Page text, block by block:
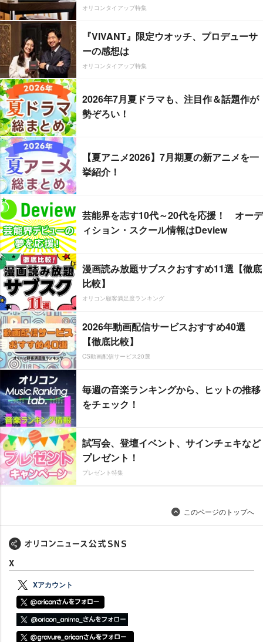
オリコンタイアップ特集
『VIVANT』限定ウオッチ、プロデューサ
ーの感想は
オリコンタイアップ特集
2026年7月夏ドラマも、注目作＆話題作が
勢ぞろい！
【夏アニメ2026】7月期夏の新アニメを一
挙紹介！
芸能界を志す10代～20代を応援！ オーデ
ィション・スクール情報はDeview
漫画読み放題サブスクおすすめ11選【徹底
比較】
オリコン顧客満足度ランキング
2026年動画配信サービスおすすめ40選
【徹底比較】
CS動画配信サービス20選
毎週の音楽ランキングから、ヒットの推移
をチェック！
試写会、登壇イベント、サインチェキなど
プレゼント！
プレゼント特集
このページのトップへ
X
Xアカウント